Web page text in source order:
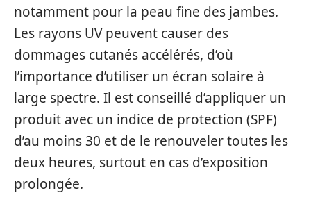
notamment pour la peau fine des jambes.
Les rayons UV peuvent causer des
dommages cutanés accélérés, d’où
l’importance d’utiliser un écran solaire à
large spectre. Il est conseillé d’appliquer un
produit avec un indice de protection (SPF)
d’au moins 30 et de le renouveler toutes les
deux heures, surtout en cas d’exposition
prolongée.